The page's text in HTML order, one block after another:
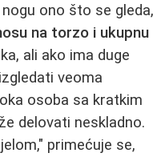
ono što se gleda,
na torzo i ukupnu
ali ako ima duge
veoma
osoba sa kratkim
delovati neskladno.
primećuje se,